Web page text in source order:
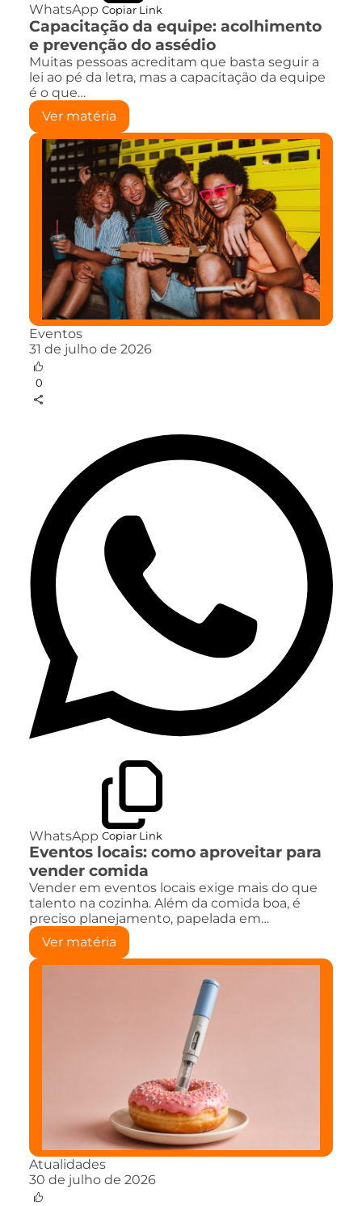
WhatsApp Copiar Link
Capacitação da equipe: acolhimento
e prevenção do assédio
Muitas pessoas acreditam que basta seguir a
lei ao pé da letra, mas a capacitação da equipe
é o que…
Ver matéria
Eventos
31 de julho de 2026
0
WhatsApp Copiar Link
Eventos locais: como aproveitar para
vender comida
Vender em eventos locais exige mais do que
talento na cozinha. Além da comida boa, é
preciso planejamento, papelada em…
Ver matéria
Atualidades
30 de julho de 2026